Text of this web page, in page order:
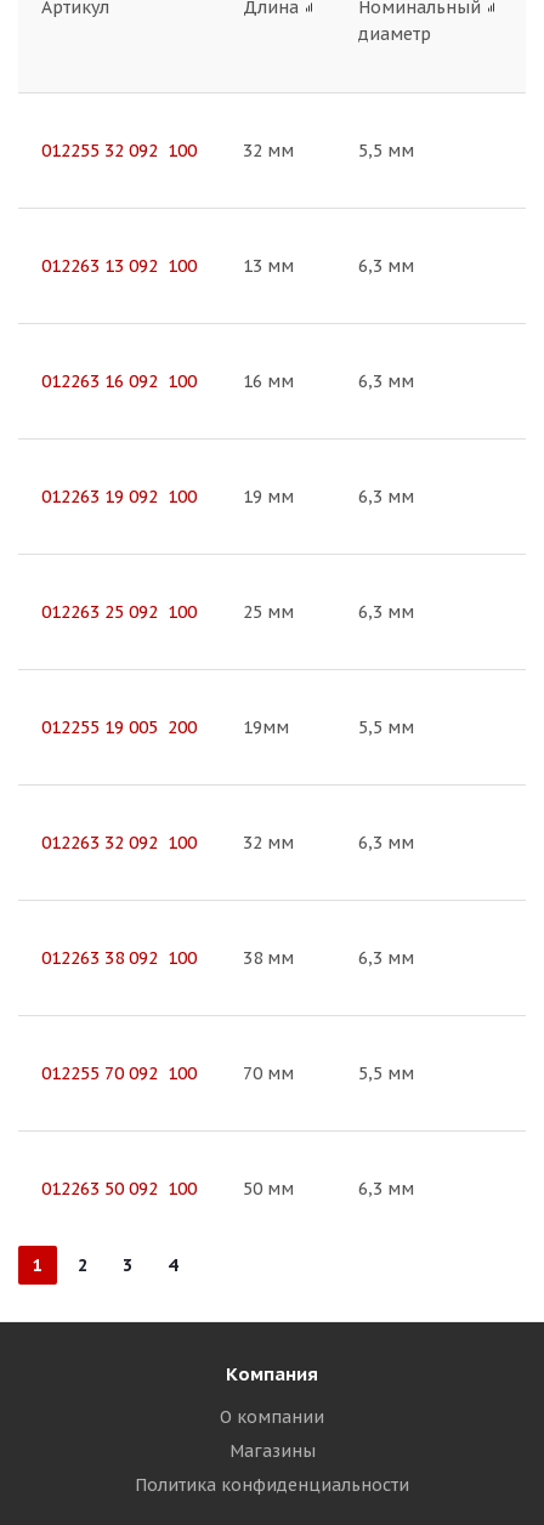
Артикул Длина
Номинальный
диаметр
012255 32 092 100 32 мм 5,5 мм
012263 13 092 100 13 мм 6,3 мм
012263 16 092 100 16 мм 6,3 мм
012263 19 092 100 19 мм 6,3 мм
012263 25 092 100 25 мм 6,3 мм
012255 19 005 200 19мм 5,5 мм
012263 32 092 100 32 мм 6,3 мм
012263 38 092 100 38 мм 6,3 мм
012255 70 092 100 70 мм 5,5 мм
012263 50 092 100 50 мм 6,3 мм
1 2 3 4
Компания
О компании
Магазины
Политика конфиденциальности